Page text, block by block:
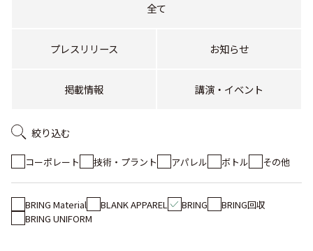
全て
プレスリリース お知らせ
掲載情報 講演・イベント
絞り込む
コーポレート 技術・プラント アパレル ボトル その他
BRING Material BLANK APPAREL BRING
BRING回収
BRING UNIFORM